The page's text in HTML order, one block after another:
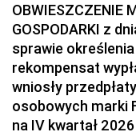
OBWIESZCZENIE
GOSPODARKI z
sprawie
rekompensat
wniosły
osobowych marki
na IV kwartał 2026